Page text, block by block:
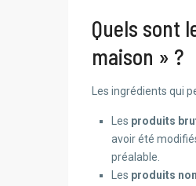
Quels sont
maison » ?
Les ingrédients qui
Les produits
avoir été
préalable.
Les produits